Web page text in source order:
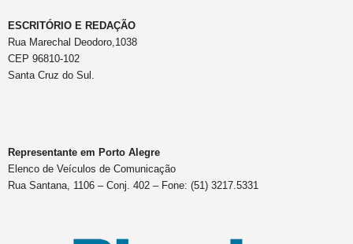
ESCRITÓRIO E REDAÇÃO
Rua Marechal Deodoro,1038
CEP 96810-102
Santa Cruz do Sul.
Representante em Porto Alegre
Elenco de Veículos de Comunicação
Rua Santana, 1106 – Conj. 402 – Fone: (51) 3217.5331